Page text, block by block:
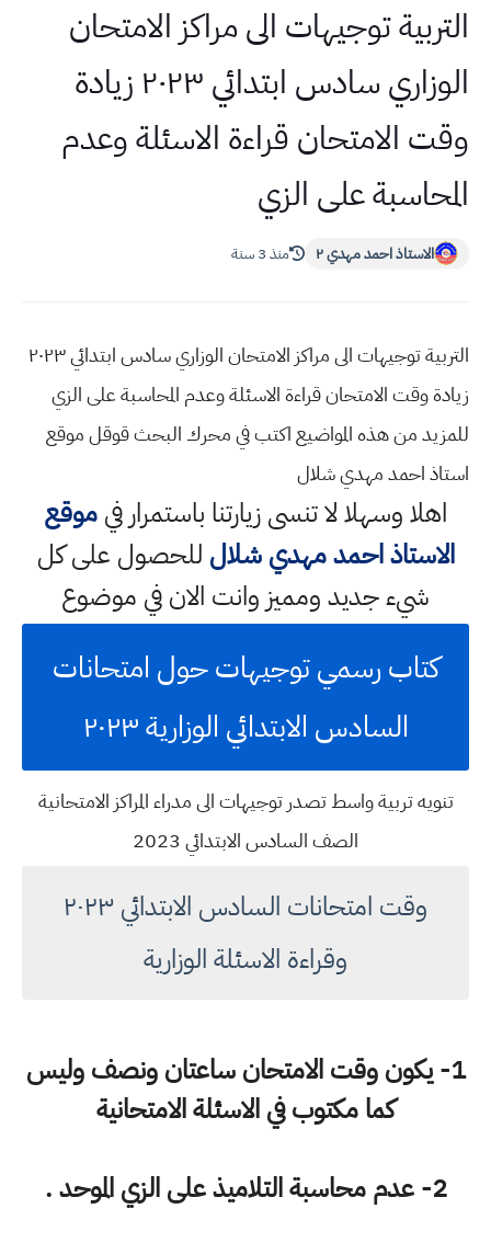
التربية توجيهات الى مراكز الامتحان
الوزاري سادس ابتدائي ٢٠٢٣ زيادة
وقت الامتحان قراءة الاسئلة وعدم
المحاسبة على الزي
الاستاذ احمد مهدي ٢ منذ 3 سنة
التربية توجيهات الى مراكز الامتحان الوزاري سادس ابتدائي ٢٠٢٣
زيادة وقت الامتحان قراءة الاسئلة وعدم المحاسبة على الزي
للمزيد من هذه المواضيع اكتب في محرك البحث قوقل موقع
استاذ احمد مهدي شلال
اهلا وسهلالا تنسى زيارتنا باستمرار فيموقع
الاستاذ احمد مهدي شلال للحصول على كل
شيء جديد ومميز وانت الان في موضوع
كتاب رسمي توجيهات حول امتحانات
السادس الابتدائي الوزارية ٢٠٢٣
تنويه تربية واسط تصدر توجيهات الى مدراء المراكز الامتحانية
الصف السادس الابتدائي 2023
وقت امتحانات السادس الابتدائي ٢٠٢٣
وقراءة الاسئلة الوزارية
1- يكون وقت الامتحان ساعتان ونصف وليس
كما مكتوب في الاسئلة الامتحانية
2- عدم محاسبة التلاميذ على الزي الموحد .